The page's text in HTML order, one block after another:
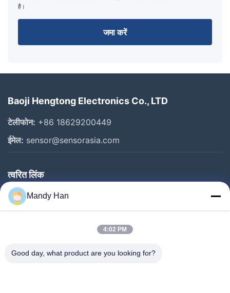
है।
जमा करें
Baoji Hengtong Electronics Co., LTD
टेलीफोन: +86 18629200449
ईमेल: sensor@sensorasia.com
त्वरित लिंक
घर
उत्पादों
हमारे बारे में
Mandy Han
4:02 PM
Good day, what product are you looking for?